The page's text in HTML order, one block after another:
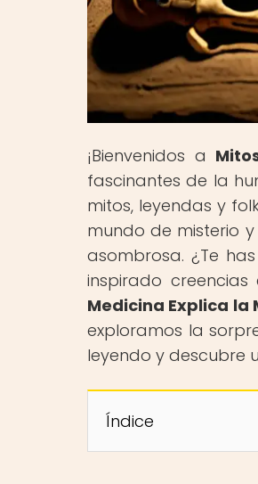
¡Bienvenidos a
fascinantes de la
mitos, leyendas y
mundo de misterio
asombrosa. ¿Te
inspirado
Medicina Explica la
exploramos la
leyendo y descubre
Índice